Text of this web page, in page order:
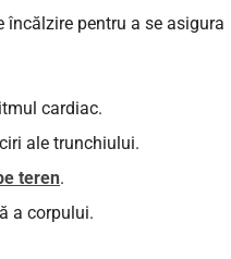
pentru a se asigura
cardiac.
ale trunchiului.
teren.
a corpului.